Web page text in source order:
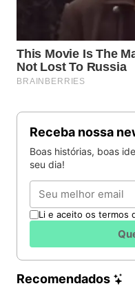
Receba nossa
Boas histórias, boas
seu dia!
Email
Li e aceito os termos
Recomendados